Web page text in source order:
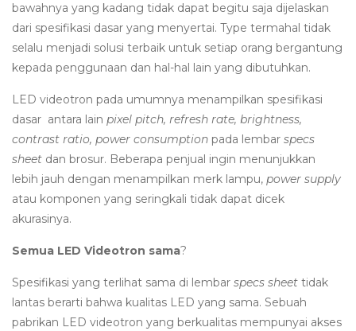
bawahnya yang kadang tidak dapat begitu saja dijelaskan
dari spesifikasi dasar yang menyertai. Type termahal tidak
selalu menjadi solusi terbaik untuk setiap orang bergantung
kepada penggunaan dan hal-hal lain yang dibutuhkan.
LED videotron pada umumnya menampilkan spesifikasi
dasar antara lain pixel pitch, refresh rate, brightness,
contrast ratio, power consumption pada lembar specs
sheet dan brosur. Beberapa penjual ingin menunjukkan
lebih jauh dengan menampilkan merk lampu, power supply
atau komponen yang seringkali tidak dapat dicek
akurasinya.
Semua LED Videotron sama?
Spesifikasi yang terlihat sama di lembar specs sheet tidak
lantas berarti bahwa kualitas LED yang sama. Sebuah
pabrikan LED videotron yang berkualitas mempunyai akses